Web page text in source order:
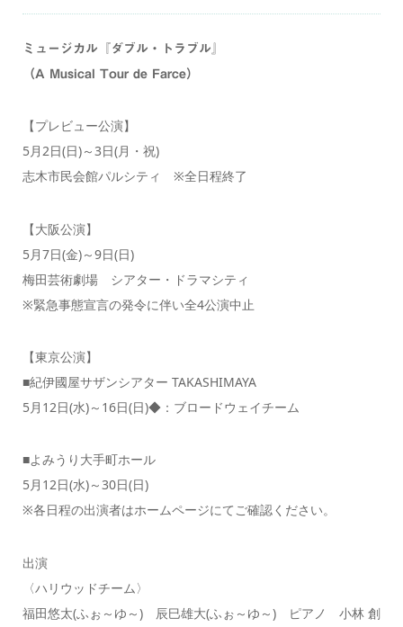
ミュージカル『ダブル・トラブル』
（A Musical Tour de Farce）
【プレビュー公演】
5月2日(日)～3日(月・祝)
志木市民会館パルシティ ※全日程終了
【大阪公演】
5月7日(金)～9日(日)
梅田芸術劇場 シアター・ドラマシティ
※緊急事態宣言の発令に伴い全4公演中止
【東京公演】
■紀伊國屋サザンシアター TAKASHIMAYA
5月12日(水)～16日(日)◆：ブロードウェイチーム
■よみうり大手町ホール
5月12日(水)～30日(日)
※各日程の出演者はホームページにてご確認ください。
出演
〈ハリウッドチーム〉
福田悠太(ふぉ～ゆ～) 辰巳雄大(ふぉ～ゆ～) ピアノ 小林 創